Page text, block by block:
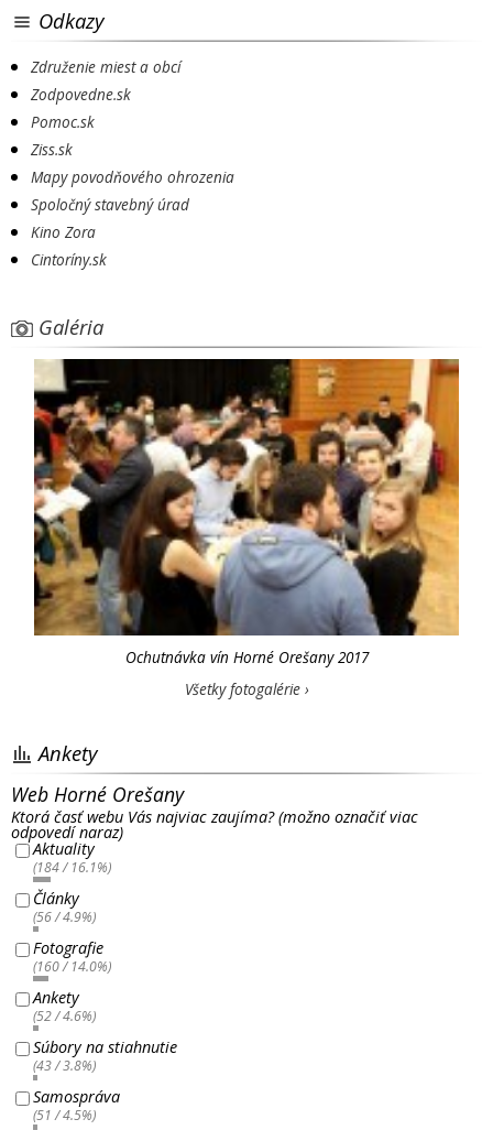
Odkazy
Združenie miest a obcí
Zodpovedne.sk
Pomoc.sk
Ziss.sk
Mapy povodňového ohrozenia
Spoločný stavebný úrad
Kino Zora
Cintoríny.sk
Galéria
Ochutnávka vín Horné Orešany 2017
Všetky fotogalérie ›
Ankety
Web Horné Orešany
Ktorá časť webu Vás najviac zaujíma? (možno označiť viac
odpovedí naraz)
Aktuality
(184 / 16.1%)
Články
(56 / 4.9%)
Fotografie
(160 / 14.0%)
Ankety
(52 / 4.6%)
Súbory na stiahnutie
(43 / 3.8%)
Samospráva
(51 / 4.5%)